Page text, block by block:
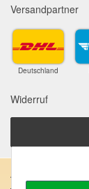
Versandpartner
Deutschland
Widerruf
Anschrift: